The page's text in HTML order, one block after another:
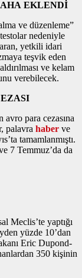
EKLENDİ
ve düzenleme”
nedeniyle
yetkili idari
teşvik eden
ve kelam
verebilecek.
para cezasına
palavra haber ve
tamamlanmıştı.
7 Temmuz’da da
Meclis’te yaptığı
yüzde 10’dan
Eric Dupond-
350 kişinin